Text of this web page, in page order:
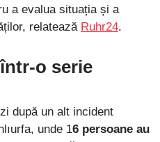
a evalua situația și a
relatează Ruhr24.
o serie
după un alt incident
unde 16 persoane au